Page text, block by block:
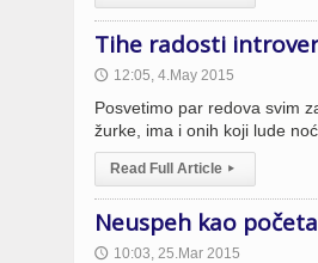
Tihe radosti
🕔 12:05, 4.May 2015
Posvetimo par redova svim
žurke, ima i onih koji lude
Read Full Article ▸
Neuspeh kao
🕔 10:03, 25.Mar 2015